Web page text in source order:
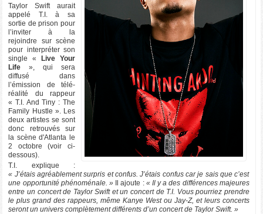
Taylor Swift aurait
appelé T.I. à sa
sortie de prison pour
l’inviter à la
rejoindre sur scène
pour interpréter son
single «
Live Your
Life », qui sera
diffusé dans
l’émission de télé-
réalité du rappeur
« T.I. And Tiny : The
Family Hustle ». Les
deux artistes se sont
donc retrouvés sur
la scène d'Atlanta le
2 octobre (voir ci-
dessous).
T.I. explique :
« J’étais agréablement surpris et confus. J’étais confus car je sais que c’est
une opportunité phénoménale. » Il ajoute : « Il y a des différences majeures
entre un concert de Taylor Swift et un concert de T.I. Vous pourriez prendre
le plus grand des rappeurs, même Kanye West ou Jay-Z, et leurs concerts
seront un univers complètement différents d’un concert de Taylor Swift. »